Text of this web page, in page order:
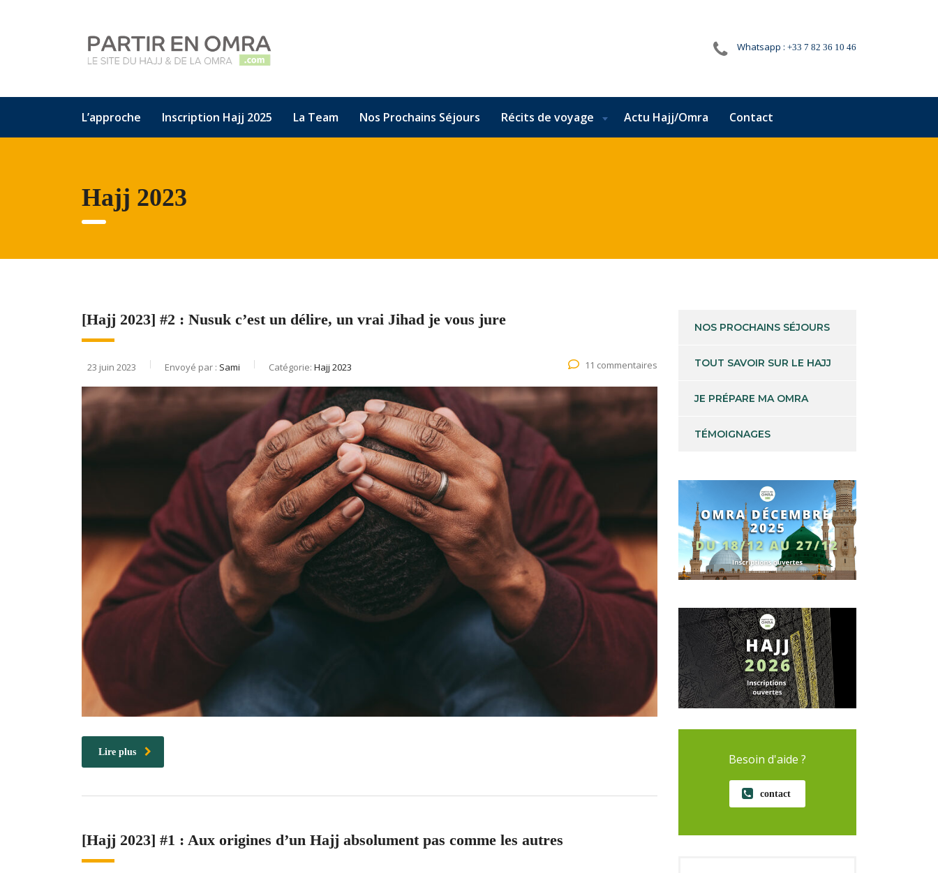
Whatsapp : +33 7 82 36 10 46
L’approche Inscription Hajj 2025 La Team Nos Prochains Séjours Récits de voyage Actu Hajj/Omra Contact
Hajj 2023
[Hajj 2023] #2 : Nusuk c’est un délire, un vrai Jihad je vous jure
23 juin 2023 Envoyé par : Sami Catégorie: Hajj 2023 11 commentaires
Lire plus
[Hajj 2023] #1 : Aux origines d’un Hajj absolument pas comme les autres
NOS PROCHAINS SÉJOURS
TOUT SAVOIR SUR LE HAJJ
JE PRÉPARE MA OMRA
TÉMOIGNAGES
Besoin d'aide ?
contact